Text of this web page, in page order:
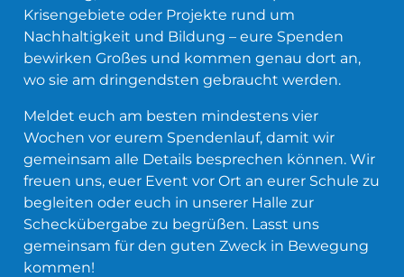
Krisengebiete oder Projekte rund um
Nachhaltigkeit und Bildung – eure Spenden
bewirken Großes und kommen genau dort an,
wo sie am dringendsten gebraucht werden.
Meldet euch am besten mindestens vier
Wochen vor eurem Spendenlauf, damit wir
gemeinsam alle Details besprechen können. Wir
freuen uns, euer Event vor Ort an eurer Schule zu
begleiten oder euch in unserer Halle zur
Scheckübergabe zu begrüßen. Lasst uns
gemeinsam für den guten Zweck in Bewegung
kommen!